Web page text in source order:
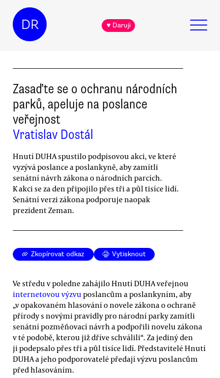
DR ♥ Daruji
Zasaďte se o ochranu národních
parků, apeluje na poslance
veřejnost
Vratislav Dostál
Hnutí DUHA spustilo podpisovou akci, ve které
vyzývá poslance a poslankyně, aby zamítli
senátní návrh zákona o národních parcích.
K akci se za den připojilo přes tři a půl tisíce lidí.
Senátní verzi zákona podporuje naopak
prezident Zeman.
Zkopírovat odkaz Vytisknout
Ve středu v poledne zahájilo Hnutí DUHA veřejnou
internetovou výzvu poslancům a poslankyním, aby
„v opakovaném hlasování o novele zákona o ochraně
přírody s novými pravidly pro národní parky zamítli
senátní pozměňovací návrh a podpořili novelu zákona
v té podobě, kterou již dříve schválili“. Za jediný den
ji podepsalo přes tři a půl tisíce lidí. Představitelé Hnutí
DUHA a jeho podporovatelé předají výzvu poslancům
před hlasováním.